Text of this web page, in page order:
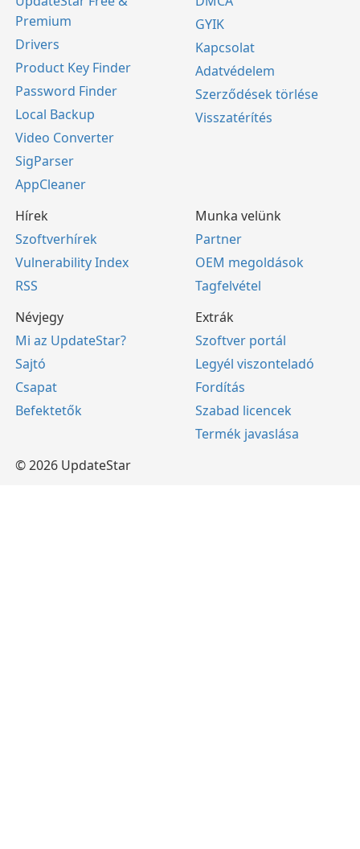
Premium
Drivers
Product Key Finder
Password Finder
Local Backup
Video Converter
SigParser
AppCleaner
GYIK
Kapcsolat
Adatvédelem
Szerződések törlése
Visszatérítés
Hírek
Szoftverhírek
Vulnerability Index
RSS
Munka velünk
Partner
OEM megoldások
Tagfelvétel
Névjegy
Mi az UpdateStar?
Sajtó
Csapat
Befektetők
Extrák
Szoftver portál
Legyél viszonteladó
Fordítás
Szabad licencek
Termék javaslása
© 2026 UpdateStar